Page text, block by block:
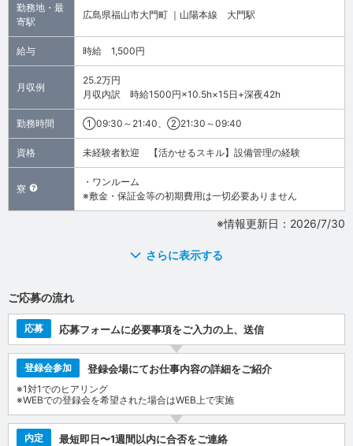
勤務地・最
寄駅
広島県福山市大門町 ｜山陽本線 大門駅
給与 時給 1,500円
月収例
25.2万円
月収内訳 時給1500円×10.5h×15日+深夜42h
勤務時間 ①09:30～21:40、②21:30～09:40
資格 未経験者歓迎 【活かせるスキル】設備管理の経験
寮
・ワンルーム
※敷金・保証金等の初期費用は一切必要ありません
※情報更新日：2026/7/30
さらに表示する
ご応募の流れ
応募 応募フォームに必要事項をご入力の上、送信
登録会参加 登録会場にてお仕事内容の詳細をご紹介
※1対1でのヒアリング
※WEBでの登録会を希望された場合はWEB上で実施
内定 最短即日〜1週間以内に合否をご連絡